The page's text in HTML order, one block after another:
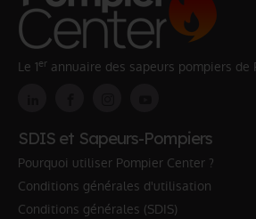
Le 1er annuaire des sapeurs pompiers de
SDIS et Sapeurs-Pompiers
Pourquoi utiliser Pompier Center ?
Conditions générales d'utilisation
Conditions générales (SDIS)